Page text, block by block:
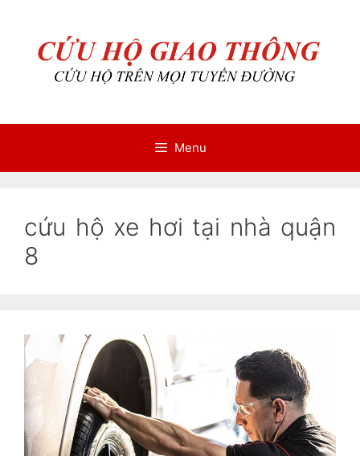
Menu
cứu hộ xe hơi tại nhà quận
8